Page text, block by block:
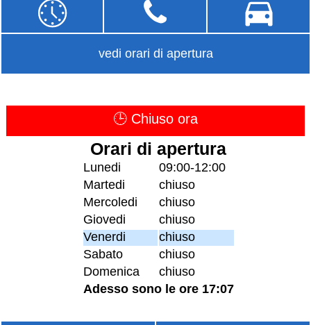
vedi orari di apertura
🕒 Chiuso ora
Orari di apertura
Lunedi
09:00-12:00
Martedi
chiuso
Mercoledi
chiuso
Giovedi
chiuso
Venerdi
chiuso
Sabato
chiuso
Domenica
chiuso
Adesso sono le ore 17:07